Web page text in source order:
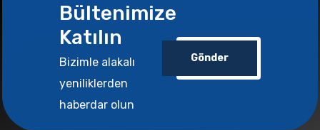
Bültenimize
Katılın
Bizimle alakalı
yeniliklerden
haberdar olun
Gönder